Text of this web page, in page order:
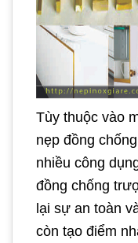
Tùy thuộc vào
nẹp đồng
nhiều công
đồng chống
lại sự an toàn
còn tạo điểm